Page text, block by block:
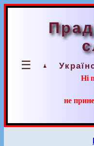
☰
Ні
не